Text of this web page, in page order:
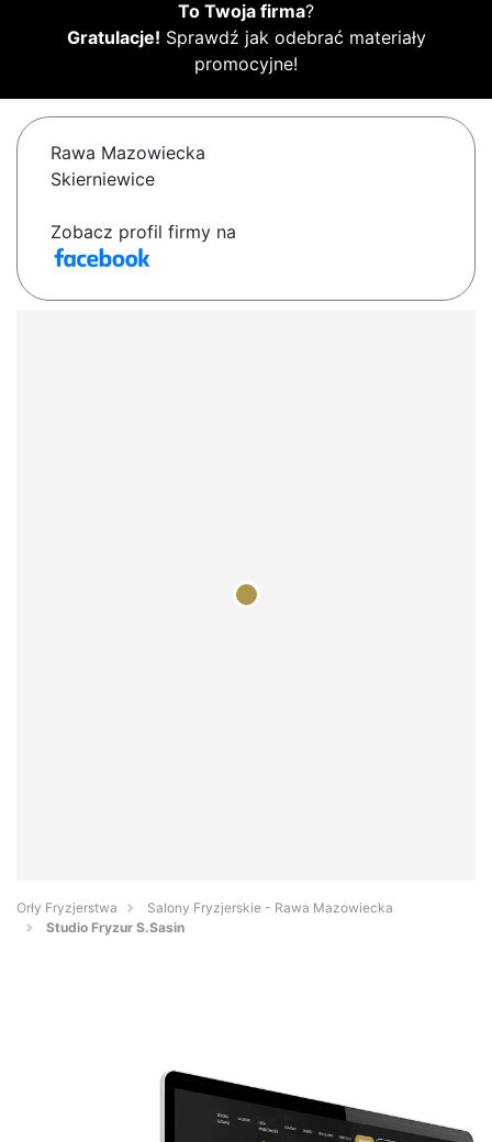
To Twoja firma?
Gratulacje! Sprawdź jak odebrać materiały
promocyjne!
Rawa Mazowiecka
Skierniewice
Zobacz profil firmy na
Orły Fryzjerstwa
Salony Fryzjerskie - Rawa Mazowiecka
Studio Fryzur S.Sasin